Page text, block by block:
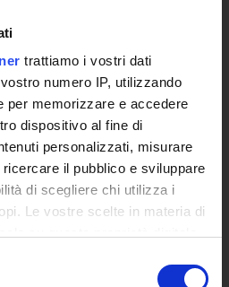
trattiamo i vostri dati
numero IP, utilizzando
per memorizzare e accedere
dispositivo al fine di
personalizzati, misurare
il pubblico e sviluppare
di scegliere chi utilizza i
Le vostre scelte in materia di
consenso in qualsiasi
di e-Learning
Eventi
Progetti Interuniversitari
Dati di Segreteria Online
Certificata - PEC
del Rettore
di Laurea